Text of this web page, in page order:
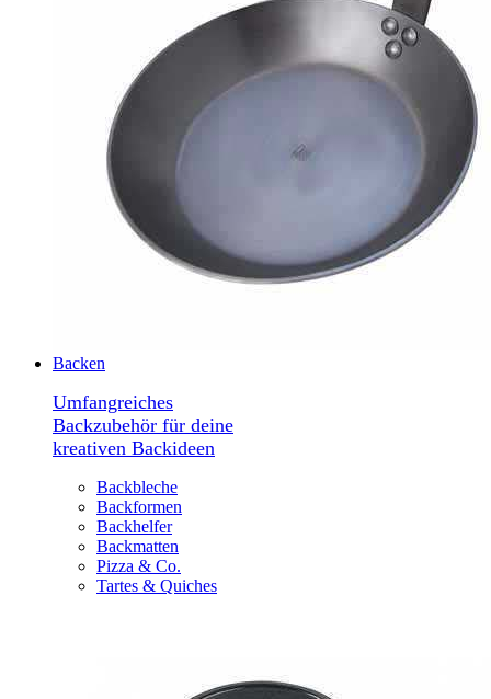
Backen
Umfangreiches
Backzubehör für deine
kreativen Backideen
Backbleche
Backformen
Backhelfer
Backmatten
Pizza & Co.
Tartes & Quiches